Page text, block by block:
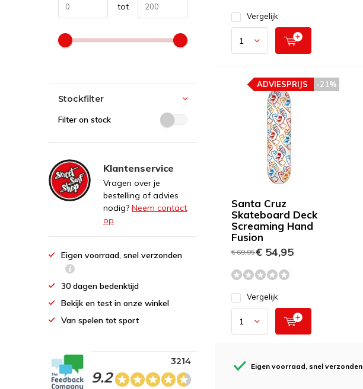
Vergelijk
Santa Cruz
Skateboard Deck
Screaming Hand
Fusion
-21%
ADVIESPRIJS
€ 69,95€ 54,95
Vergelijk
Eigen voorraad, snel verzonden
tot
Stockfilter
Filter on stock
Klantenservice
Vragen over je
bestelling of advies
nodig? Neem contact
op
Eigen voorraad, snel verzonden
30 dagen bedenktijd
Bekijk en test in onze winkel
Van spelen tot sport
9.2
3214